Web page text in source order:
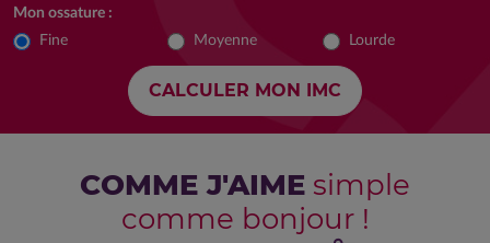
Mon ossature :
Fine Moyenne Lourde
COMME J'AIME simple
comme bonjour !